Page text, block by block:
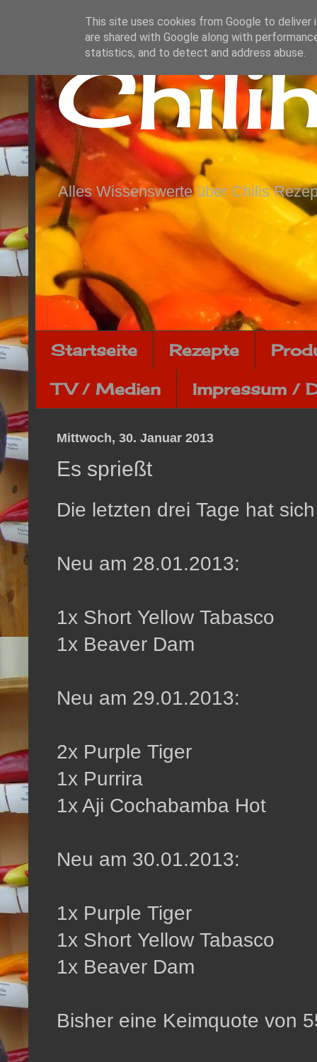
Alles Wissenswerte über Chilis
Startseite Rezepte
TV / Medien Impressum /
Mittwoch, 30. Januar 2013
Es sprießt
Die letzten drei Tage hat
Neu am 28.01.2013:
1x Short Yellow Tabasco
1x Beaver Dam
Neu am 29.01.2013:
2x Purple Tiger
1x Purrira
1x Aji Cochabamba Hot
Neu am 30.01.2013:
1x Purple Tiger
1x Short Yellow Tabasco
1x Beaver Dam
Bisher eine Keimquote von
This site uses cookies from Google to deliver
are shared with Google along with
statistics, and to detect and address abuse.